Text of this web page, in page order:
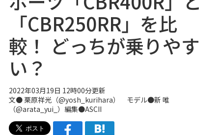
「CBR250RR」を比
較！ どっちが乗りやす
い？
2022年03月19日 12時00分更新
文● 栗原祥光（@yosh_kurihara） モデル●新 唯
（@arata_yui_ ）編集●ASCII